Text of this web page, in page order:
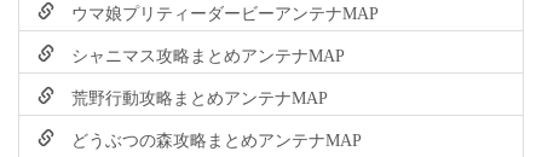
ウマ娘プリティーダービーアンテナMAP
シャニマス攻略まとめアンテナMAP
荒野行動攻略まとめアンテナMAP
どうぶつの森攻略まとめアンテナMAP